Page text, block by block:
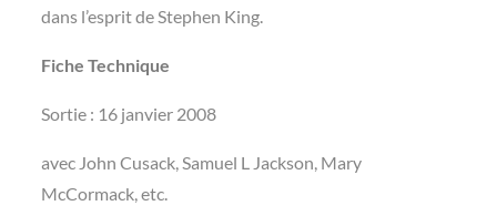
dans l’esprit de Stephen King.
Fiche Technique
Sortie : 16 janvier 2008
avec John Cusack, Samuel L Jackson, Mary
McCormack, etc.